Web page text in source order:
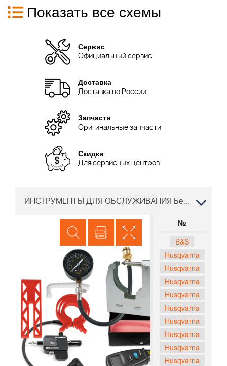
Показать все схемы
Сервис
Официальный сервис
Доставка
Доставка по России
Запчасти
Оригинальные запчасти
Скидки
Для сервисных центров
ИНСТРУМЕНТЫ ДЛЯ ОБСЛУЖИВАНИЯ Бензопила Хускварна 555
№
B&S
Husqvarna
Husqvarna
Husqvarna
Husqvarna
Husqvarna
Husqvarna
Husqvarna
Husqvarna
Husqvarna